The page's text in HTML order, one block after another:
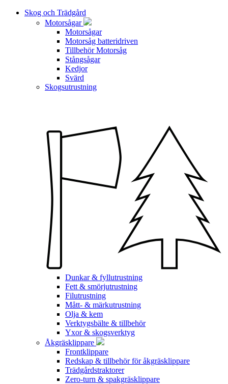
Skog och Trädgård
Motorsågar
Motorsågar
Motorsåg batteridriven
Tillbehör Motorsåg
Stångsågar
Kedjor
Svärd
Skogsutrustning
Dunkar & fyllutrustning
Fett & smörjutrustning
Filutrustning
Mått- & märkutrustning
Olja & kem
Verktygsbälte & tillbehör
Yxor & skogsverktyg
Åkgräsklippare
Frontklippare
Redskap & tillbehör för åkgräsklippare
Trädgårdstraktorer
Zero-turn & spakgräsklippare